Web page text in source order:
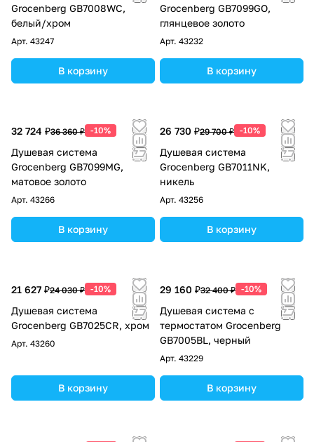
Grocenberg GB7008WC,
белый/хром
Арт. 43247
В корзину
Grocenberg GB7099GO,
глянцевое золото
Арт. 43232
В корзину
32 724 ₽36 360 ₽ -10%
Душевая система
Grocenberg GB7099MG,
матовое золото
Арт. 43266
В корзину
26 730 ₽29 700 ₽ -10%
Душевая система
Grocenberg GB7011NK,
никель
Арт. 43256
В корзину
21 627 ₽24 030 ₽ -10%
Душевая система
Grocenberg GB7025CR, хром
Арт. 43260
В корзину
29 160 ₽32 400 ₽ -10%
Душевая система с
термостатом Grocenberg
GB7005BL, черный
Арт. 43229
В корзину